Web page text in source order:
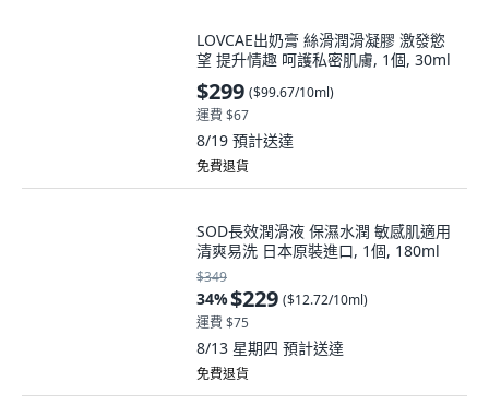
LOVCAE出奶膏 絲滑潤滑凝膠 激發慾
望 提升情趣 呵護私密肌膚, 1個, 30ml
$299 ($99.67/10ml)
運費 $67
8/19 預計送達
免費退貨
SOD長效潤滑液 保濕水潤 敏感肌適用
清爽易洗 日本原裝進口, 1個, 180ml
$349
34%$229 ($12.72/10ml)
運費 $75
8/13 星期四 預計送達
免費退貨